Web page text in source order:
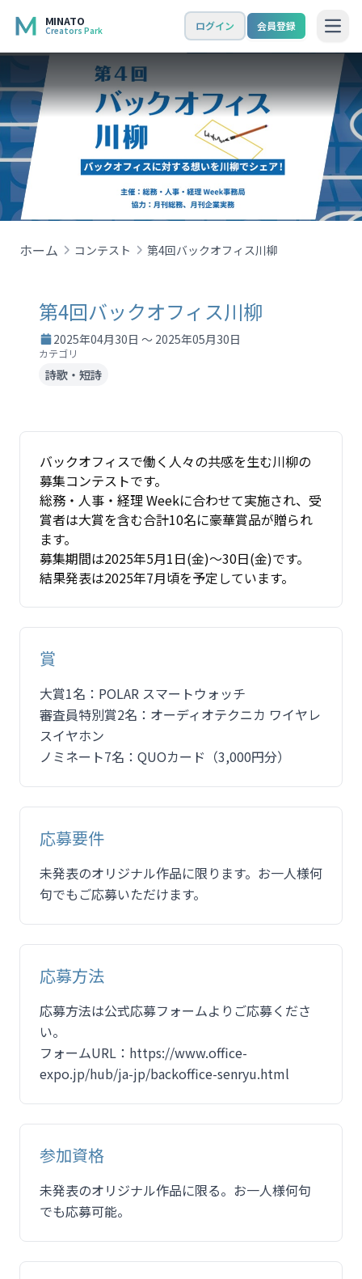
MINATO
Creators Park ログイン 会員登録
ホーム コンテスト 第4回バックオフィス川柳
第4回バックオフィス川柳
2025年04月30日 ～ 2025年05月30日
カテゴリ
詩歌・短詩
バックオフィスで働く人々の共感を生む川柳の
募集コンテストです。
総務・人事・経理 Weekに合わせて実施され、受
賞者は大賞を含む合計10名に豪華賞品が贈られ
ます。
募集期間は2025年5月1日(金)～30日(金)です。
結果発表は2025年7月頃を予定しています。
賞
大賞1名：POLAR スマートウォッチ
審査員特別賞2名：オーディオテクニカ ワイヤレ
スイヤホン
ノミネート7名：QUOカード（3,000円分）
応募要件
未発表のオリジナル作品に限ります。お一人様何
句でもご応募いただけます。
応募方法
応募方法は公式応募フォームよりご応募くださ
い。
フォームURL：https://www.office-
expo.jp/hub/ja-jp/backoffice-senryu.html
参加資格
未発表のオリジナル作品に限る。お一人様何句
でも応募可能。